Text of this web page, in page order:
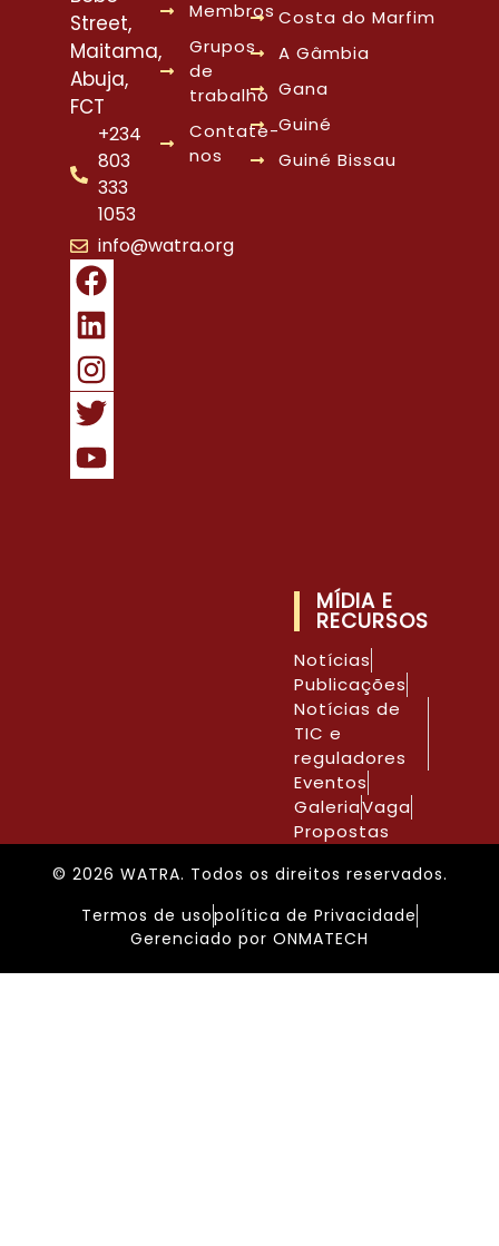
Street,
Maitama,
Abuja,
FCT
+234
803
333
1053
info@watra.org
Membros
Grupos
de
trabalho
Contate-
nos
Costa do Marfim
A Gâmbia
Gana
Guiné
Guiné Bissau
MÍDIA E
RECURSOS
Notícias
Publicações
Notícias de
TIC e
reguladores
Eventos
GaleriaVaga
Propostas
© 2026 WATRA. Todos os direitos reservados.
Termos de usopolítica de Privacidade
Gerenciado por ONMATECH